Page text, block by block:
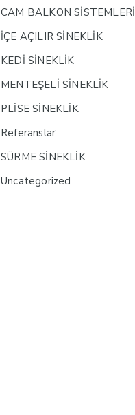
CAM BALKON SİSTEMLERİ
İÇE AÇILIR SİNEKLİK
KEDİ SİNEKLİK
MENTEŞELİ SİNEKLİK
PLİSE SİNEKLİK
Referanslar
SÜRME SİNEKLİK
Uncategorized